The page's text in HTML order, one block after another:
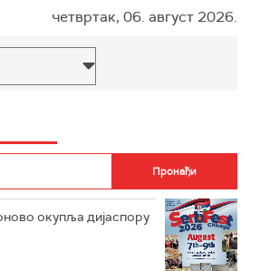
четвртак, 06. август 2026.
окупља дијаспору